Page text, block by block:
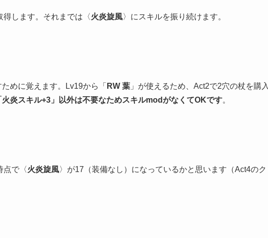
得します。それまでは〈火炎旋風〉にスキルを振り続けます。
めに覚えます。Lv19から「 RW 葉 」が使えるため、Act2で2穴の杖を購
火炎スキル+3」以外は不要なためスキルmodがなくてOKです。
点で〈火炎旋風〉が17（装備なし）になっているかと思います（Act4のク